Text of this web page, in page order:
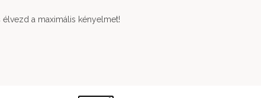
a maximális kényelmet!